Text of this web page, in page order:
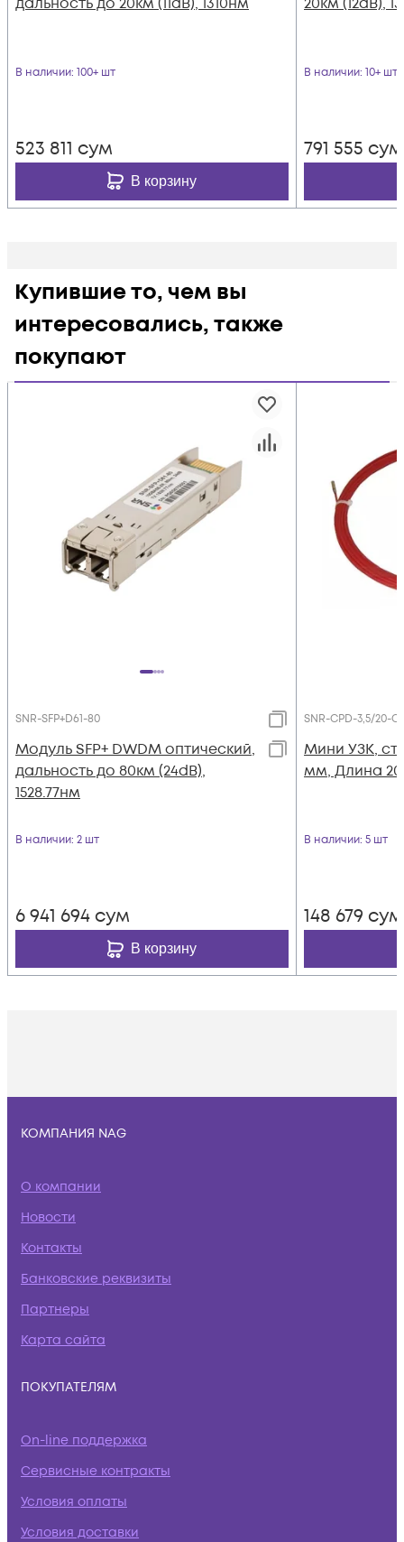
В наличии: 100+ шт
523 811 сум
В корзину
В наличии: 10+ шт
791 555 сум
Купившие то, чем вы
интересовались, также
покупают
SNR-SFP+D61-80
Модуль SFP+ DWDM оптический,
дальность до 80км (24dB),
1528.77нм
В наличии: 2 шт
6 941 694 сум
В корзину
SNR-CPD-3,5/20-C
Мини УЗК,
мм, Длина
В наличии: 5 шт
148 679 сум
КОМПАНИЯ NAG
О компании
Новости
Контакты
Банковские реквизиты
Партнеры
Карта сайта
ПОКУПАТЕЛЯМ
On-line поддержка
Сервисные контракты
Условия оплаты
Условия доставки